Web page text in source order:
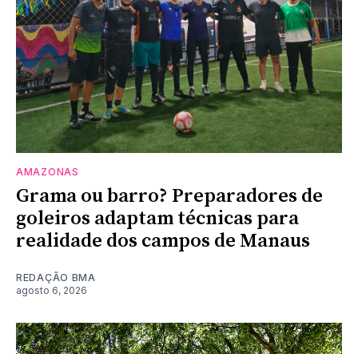
AMAZONAS
Grama ou barro? Preparadores de
goleiros adaptam técnicas para
realidade dos campos de Manaus
REDAÇÃO BMA
agosto 6, 2026